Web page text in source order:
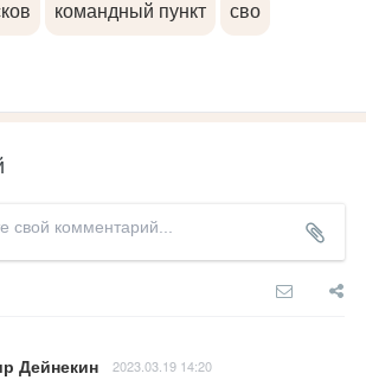
командный пункт сво
Дейнекин 2023.03.19 14:20